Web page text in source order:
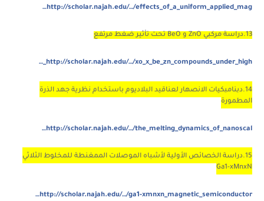
http://scholar.najah.edu/…/effects_of_a_uniform_applied_mag…
13.دراسة مركبي ZnO و BeO تحت تأثير ضغط مرتفع
http://scholar.najah.edu/…/xo_x_be_zn_compounds_under_high_…
14.ديناميكيات الانصهار لعناقيد البلاديوم باستخدام نظرية جهد الذرة
المطمورة
http://scholar.najah.edu/…/the_melting_dynamics_of_nanoscal…
15.دراسة الخصائص الأولية لأشباه الموصلات الممغنطة للمخلوط الثلاثي
Ga1-xMnxN
http://scholar.najah.edu/…/ga1-xmnxn_magnetic_semiconductor…